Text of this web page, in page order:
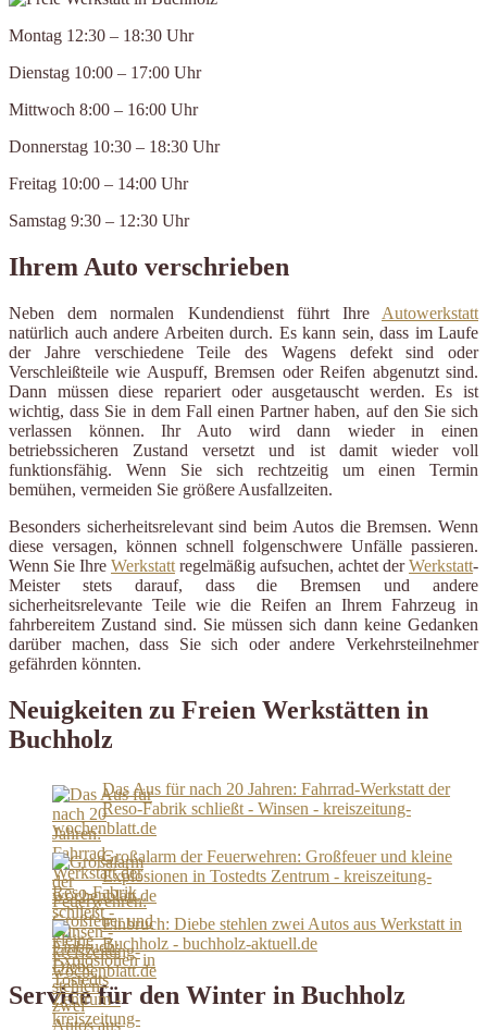
Montag 12:30 – 18:30 Uhr
Dienstag 10:00 – 17:00 Uhr
Mittwoch 8:00 – 16:00 Uhr
Donnerstag 10:30 – 18:30 Uhr
Freitag 10:00 – 14:00 Uhr
Samstag 9:30 – 12:30 Uhr
Ihrem Auto verschrieben
Neben dem normalen Kundendienst führt Ihre Autowerkstatt
natürlich auch andere Arbeiten durch. Es kann sein, dass im Laufe
der Jahre verschiedene Teile des Wagens defekt sind oder
Verschleißteile wie Auspuff, Bremsen oder Reifen abgenutzt sind.
Dann müssen diese repariert oder ausgetauscht werden. Es ist
wichtig, dass Sie in dem Fall einen Partner haben, auf den Sie sich
verlassen können. Ihr Auto wird dann wieder in einen
betriebssicheren Zustand versetzt und ist damit wieder voll
funktionsfähig. Wenn Sie sich rechtzeitig um einen Termin
bemühen, vermeiden Sie größere Ausfallzeiten.
Besonders sicherheitsrelevant sind beim Autos die Bremsen. Wenn
diese versagen, können schnell folgenschwere Unfälle passieren.
Wenn Sie Ihre Werkstatt regelmäßig aufsuchen, achtet derWerkstatt-
Meister stets darauf, dass die Bremsen und andere
sicherheitsrelevante Teile wie die Reifen an Ihrem Fahrzeug in
fahrbereitem Zustand sind. Sie müssen sich dann keine Gedanken
darüber machen, dass Sie sich oder andere Verkehrsteilnehmer
gefährden könnten.
Neuigkeiten zu Freien Werkstätten in
Buchholz
Das Aus für nach 20 Jahren: Fahrrad-Werkstatt der
Reso-Fabrik schließt - Winsen - kreiszeitung-
wochenblatt.de
Großalarm der Feuerwehren: Großfeuer und kleine
Explosionen in Tostedts Zentrum - kreiszeitung-
wochenblatt.de
Einbruch: Diebe stehlen zwei Autos aus Werkstatt in
Buchholz - buchholz-aktuell.de
Service für den Winter in Buchholz